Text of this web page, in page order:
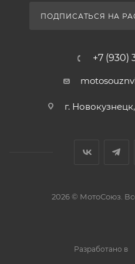
ПОДПИСАТЬСЯ НА
+7 (930)
г.
2026 © МотоСоюз.
Разработано в